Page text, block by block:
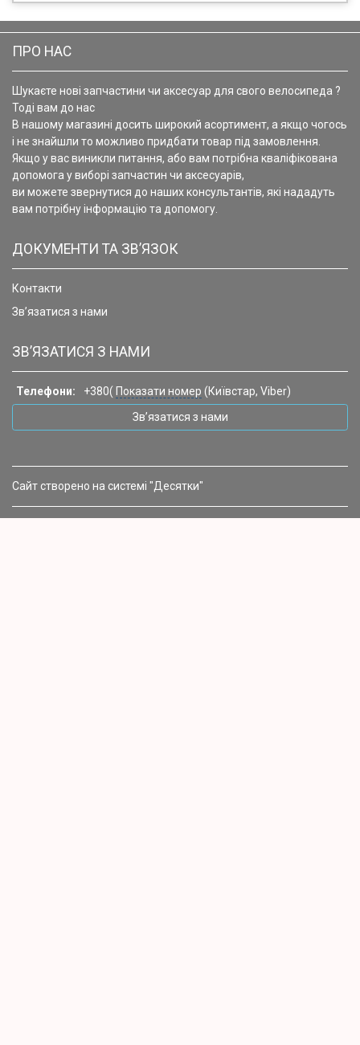
ПРО НАС
Шукаєте нові запчастини чи аксесуар для свого велосипеда ?
Тоді вам до нас
В нашому магазині досить широкий асортимент, а якщо чогось
і не знайшли то можливо придбати товар під замовлення.
Якщо у вас виникли питання, або вам потрібна кваліфікована
допомога у виборі запчастин чи аксесуарів,
ви можете звернутися до наших консультантів, які нададуть
вам потрібну інформацію та допомогу.
ДОКУМЕНТИ ТА ЗВ’ЯЗОК
Контакти
Зв’язатися з нами
ЗВ’ЯЗАТИСЯ З НАМИ
Телефони: +380( Показати номер (Київстар, Viber)
Зв’язатися з нами
Сайт створено на системі "Десятки"